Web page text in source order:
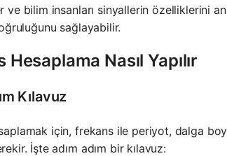
ve bilim insanları sinyallerin özelliklerini
sağlayabilir.
Hesaplama Nasıl Yapılır
Kılavuz
için, frekans ile periyot, dalga
İşte adım adım bir kılavuz: